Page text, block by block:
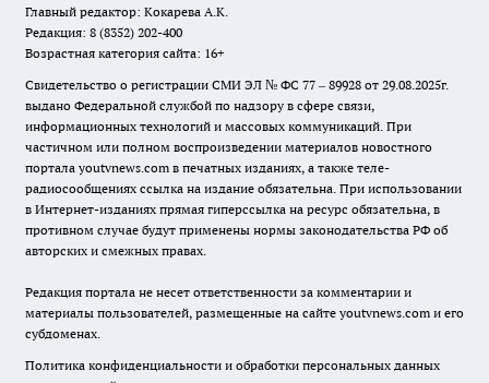
Главный редактор: Кокарева А.К.
Редакция: 8 (8352) 202-400
Возрастная категория сайта: 16+
Свидетельство о регистрации СМИ ЭЛ № ФС 77 – 89928 от 29.08.2025г.
выдано Федеральной службой по надзору в сфере связи,
информационных технологий и массовых коммуникаций. При
частичном или полном воспроизведении материалов новостного
портала youtvnews.com в печатных изданиях, а также теле-
радиосообщениях ссылка на издание обязательна. При использовании
в Интернет-изданиях прямая гиперссылка на ресурс обязательна, в
противном случае будут применены нормы законодательства РФ об
авторских и смежных правах.
Редакция портала не несет ответственности за комментарии и
материалы пользователей, размещенные на сайте youtvnews.com и его
субдоменах.
Политика конфиденциальности и обработки персональных данных